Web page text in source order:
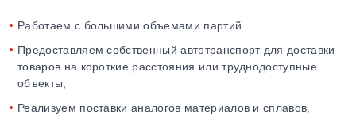
Работаем с большими объемами партий.
Предоставляем собственный автотранспорт для доставки
товаров на короткие расстояния или труднодоступные
объекты;
Реализуем поставки аналогов материалов и сплавов,